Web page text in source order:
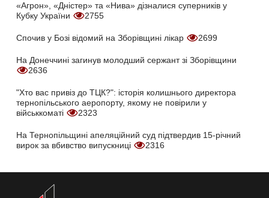
«Агрон», «Дністер» та «Нива» дізналися суперників у
Кубку України
2755
Спочив у Бозі відомий на Зборівщині лікар 2699
На Донеччині загинув молодший сержант зі Зборівщини
2636
"Хто вас привіз до ТЦК?": історія колишнього директора
тернопільського аеропорту, якому не повірили у
військкоматі
2323
На Тернопільщині апеляційний суд підтвердив 15-річний
вирок за вбивство випускниці
2316